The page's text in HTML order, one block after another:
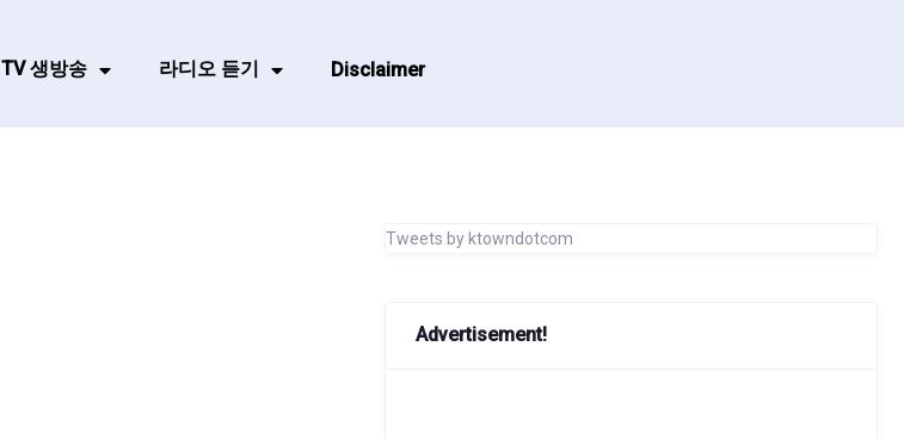
TV 생방송 라디오 듣기 Disclaimer
Tweets by ktowndotcom
Advertisement!